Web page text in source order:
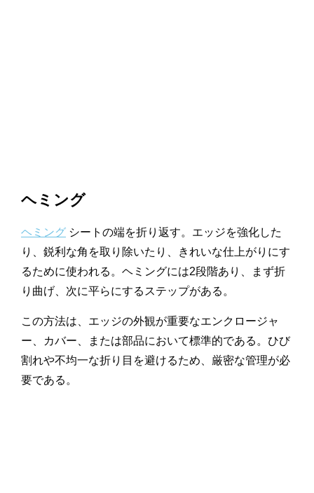
ヘミング
ヘミング シートの端を折り返す。エッジを強化した
り、鋭利な角を取り除いたり、きれいな仕上がりにす
るために使われる。ヘミングには2段階あり、まず折
り曲げ、次に平らにするステップがある。
この方法は、エッジの外観が重要なエンクロージャ
ー、カバー、または部品において標準的である。ひび
割れや不均一な折り目を避けるため、厳密な管理が必
要である。